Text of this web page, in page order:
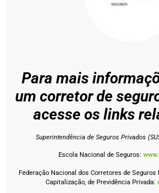
Para mais
um corretor de
acesse os links
Superintendência de Seguros Privados
Escola Nacional de Seguros:
Federação Nacional dos Corretores de Seguros
Capitalização, de Previdência Privada: